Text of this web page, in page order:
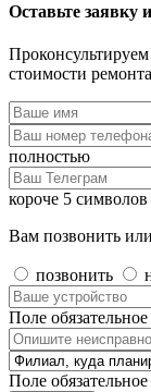
Оставьте заявку
стоимости
полностью
короче 5 символов
Вам позвонить
позвонить
Поле
Поле